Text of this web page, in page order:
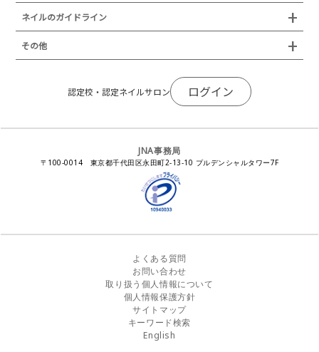
通常総会について
JNAネイリスト技能検定国際試験
JNAネイリストキャリアパス講習会
JNAオフィシャル教材
認定校
ネイルエキスポ
ネイルオブザイヤー
全日本ネイリスト選手権・地区大会
11月ネイル月間
セミナー
JNAスーパーライブ
ネイルサロン衛生管理士講習会
JNAネイルサロン等化学物質管理講習会
ネイルサロン向けセミナー
ネイルトレンド
ネイルトレンド
トレンドプロジェクトメンバー
会員制度
法人会員
ネイルのガイドライン
新型コロナ感染症関連
コンプライアンス／法令遵守
瞬間接着剤の使用について
EUにおけるTPO成分を含む化粧品の市場提供禁止について
景品表示法に基づく措置命令について
その他
サポートネイルサロン制度
教材・書籍・刊行物
認定校・認定ネイルサロン ログイン
JNA事務局
〒100-0014 東京都千代田区永田町2-13-10 プルデンシャルタワー7F
よくある質問
お問い合わせ
取り扱う個人情報について
個人情報保護方針
サイトマップ
キーワード検索
English